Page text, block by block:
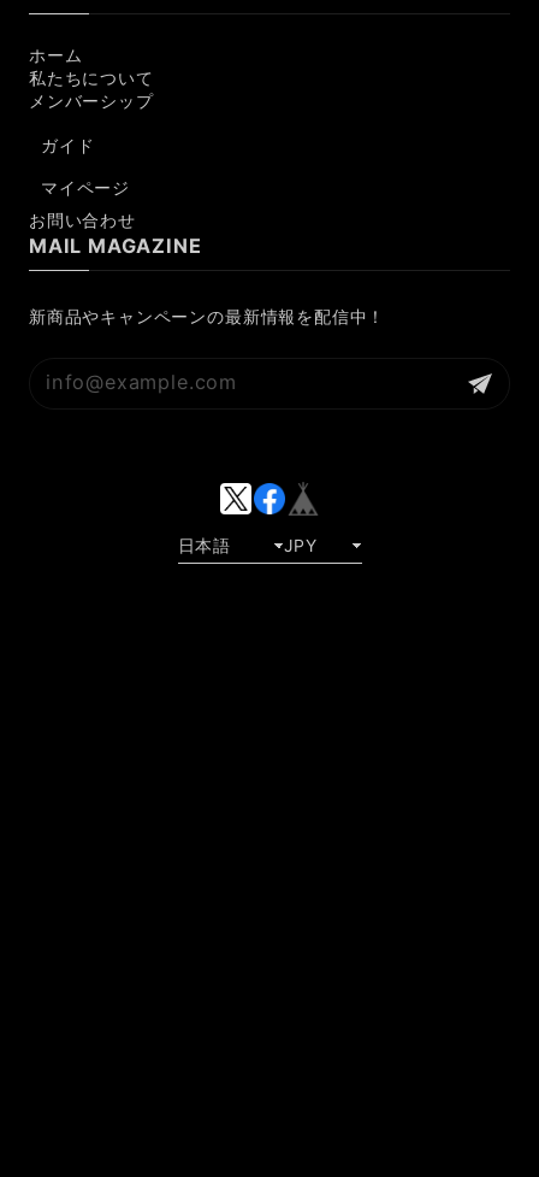
ホーム
私たちについて
メンバーシップ
ガイド
マイページ
お問い合わせ
MAIL MAGAZINE
新商品やキャンペーンの最新情報を配信中！